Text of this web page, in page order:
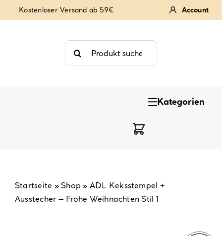
Inhalt
Kostenloser Versand ab 59€ Account
Suche
nach:
Kategorien
Backzubehör & Backwerkzeug
Startseite »Shop » ADL Keksstempel +
Ausstecher – Frohe Weihnachten Stil 1